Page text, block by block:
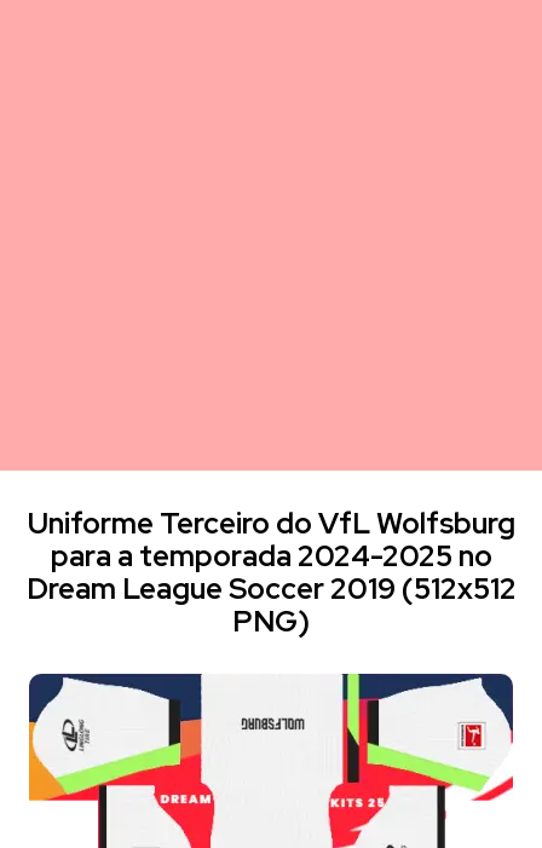
Uniforme Terceiro do VfL Wolfsburg
para a temporada 2024-2025 no
Dream League Soccer 2019 (512x512
PNG)